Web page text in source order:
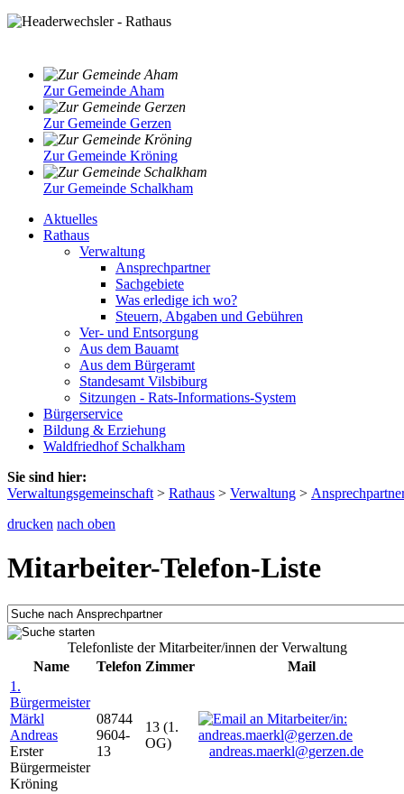
Zur Gemeinde Aham
Zur Gemeinde Gerzen
Zur Gemeinde Kröning
Zur Gemeinde Schalkham
Aktuelles
Rathaus
Verwaltung
Ansprechpartner
Sachgebiete
Was erledige ich wo?
Steuern, Abgaben und Gebühren
Ver- und Entsorgung
Aus dem Bauamt
Aus dem Bürgeramt
Standesamt Vilsbiburg
Sitzungen - Rats-Informations-System
Bürgerservice
Bildung & Erziehung
Waldfriedhof Schalkham
Sie sind hier:
Verwaltungsgemeinschaft > Rathaus > Verwaltung >
drucken nach oben
Mitarbeiter-Telefon-Liste
Telefonliste der Mitarbeiter/innen der Verwaltung
Name
Telefon Zimmer
Mail
1.
Bürgermeister
Märkl
Andreas
Erster
Bürgermeister
Kröning
08744
9604-
13
13 (1.
OG)
andreas.maerkl@gerzen.de